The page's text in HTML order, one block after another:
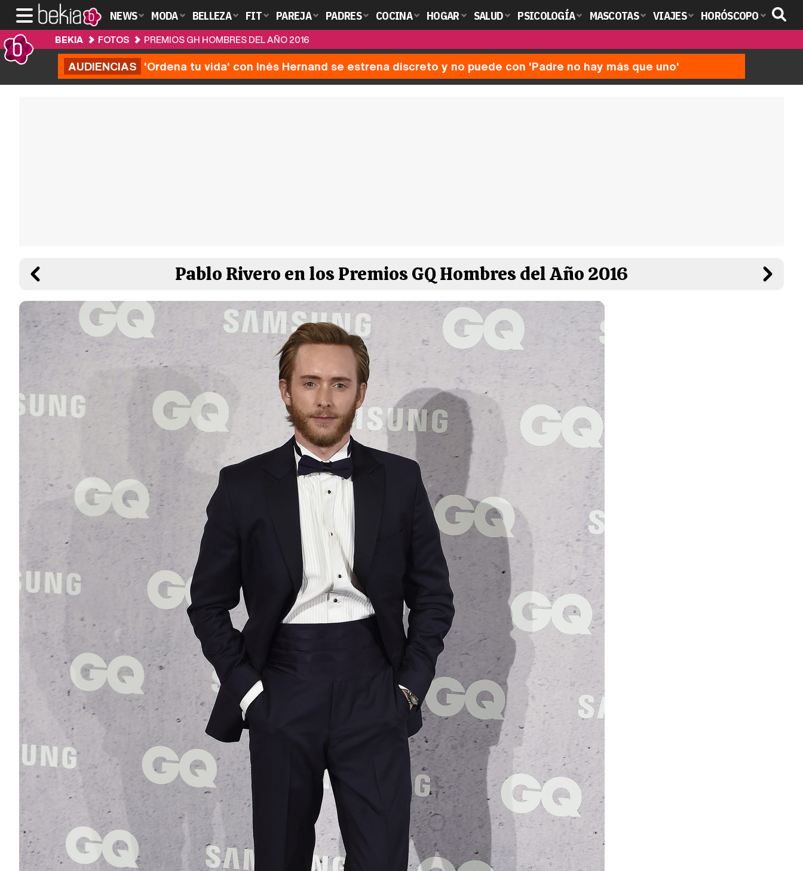
NEWS MODA BELLEZA FIT PAREJA PADRES COCINA HOGAR SALUD PSICOLOGÍA MASCOTAS VIAJES HORÓSCOPO
BEKIA FOTOS PREMIOS GH HOMBRES DEL AÑO 2016
AUDIENCIAS 'Ordena tu vida' con Inés Hernand se estrena discreto y no puede con 'Padre no hay más que uno'
Pablo Rivero en los Premios GQ Hombres del Año 2016